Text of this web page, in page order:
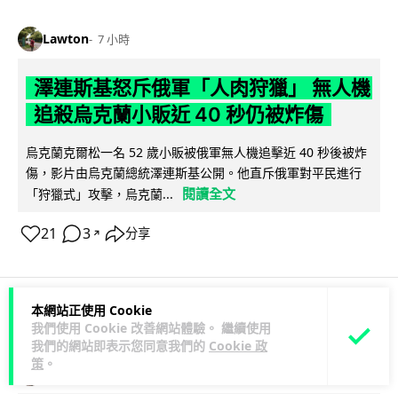
本網站正使用 Cookie
我們使用 Cookie 改善網站體驗。 繼續使用
我們的網站即表示您同意我們的 Cookie 政
策 。
Lawton 7 小時
澤連斯基怒斥俄軍「人肉狩獵」 無人機
追殺烏克蘭小販近 40 秒仍被炸傷
烏克蘭克爾松一名 52 歲小販被俄軍無人機追擊近 40 秒後被炸
傷，影片由烏克蘭總統澤連斯基公開。他直斥俄軍對平民進行
「狩獵式」攻擊，烏克蘭...
閱讀全文
21 3 ↗ 分享
人工智能
Lawton